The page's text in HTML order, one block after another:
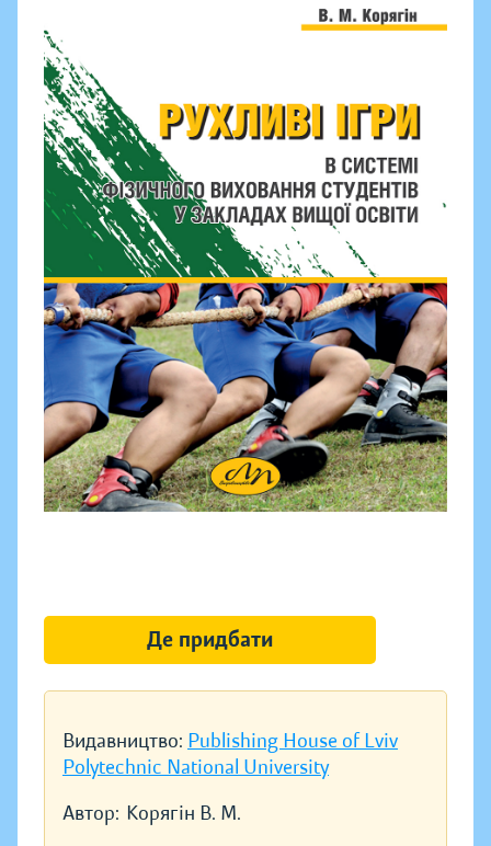
Видавництво: Publishing House of Lviv
Polytechnic National University
Автор: Корягін В. М.
Де придбати